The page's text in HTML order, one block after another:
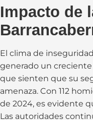
Impacto de
El clima de
generado un
que sienten que su
amenaza. Con 112
de 2024, es evidente
Las autoridades